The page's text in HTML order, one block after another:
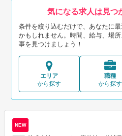
気になる求人は見つ
条件を絞り込むだけで、あなたに
かもしれません。時間、給与、場
事を見つけましょう！
エリア
から探す
職種
から探す
NEW